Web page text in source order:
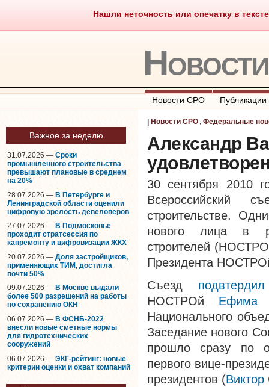
Нашли неточность или опечатку в
Саморегулирование Что
Новости СРО Публикации
Важное за неделю
31.07.2026 — Сроки
промышленного строительства
превышают плановые в среднем
на 20%
28.07.2026 — В Петербурге и
Ленинградской области оценили
цифровую зрелость девелоперов
27.07.2026 — В Подмосковье
проходит стратсессия по
капремонту и цифровизации ЖКХ
20.07.2026 — Доля застройщиков,
применяющих ТИМ, достигла
почти 50%
09.07.2026 — В Москве выдали
более 500 разрешений на работы
по сохранению ОКН
06.07.2026 — В ФСНБ-2022
внесли новые сметные нормы
для гидротехнических
сооружений
06.07.2026 — ЭКГ-рейтинг: новые
критерии оценки и охват компаний
Новости СРО, Федеральные
Александр
30 сентября 2010
Всероссийский
строительстве.
нового лица в
строителей
Президента
Съезд
НОСТРОй Ефима
Национального
Заседание нового
прошло сразу по
первого вице-
президентов (Виктор